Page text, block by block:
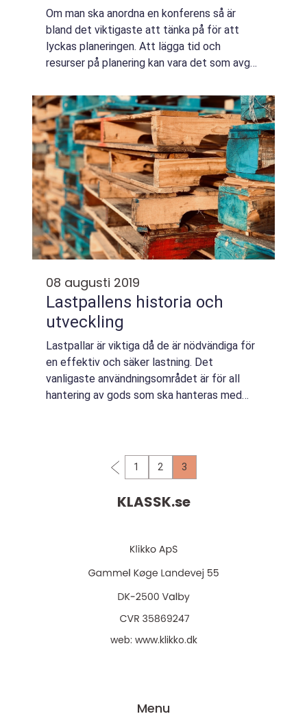
Om man ska anordna en konferens så är
bland det viktigaste att tänka på för att
lyckas planeringen. Att lägga tid och
resurser på planering kan vara det som avgör
08 augusti 2019
Lastpallens historia och
utveckling
Lastpallar är viktiga då de är nödvändiga för
en effektiv och säker lastning. Det
vanligaste användningsområdet är för all
hantering av gods som ska hanteras med
1 2 3
KLASSK.se
web: www.klikko.dk
Menu